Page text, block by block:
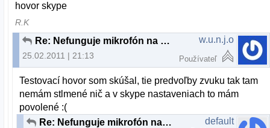
hovor skype
R.K
Re: Nefunguje mikrofón na skype
25.02.2011 | 21:13
w.u.n.j.o
Používateľ
Testovací hovor som skúšal, tie predvoľby zvuku tak tam
nemám stlmené nič a v skype nastaveniach to mám
povolené :(
Re: Nefunguje mikrofón na skype
default